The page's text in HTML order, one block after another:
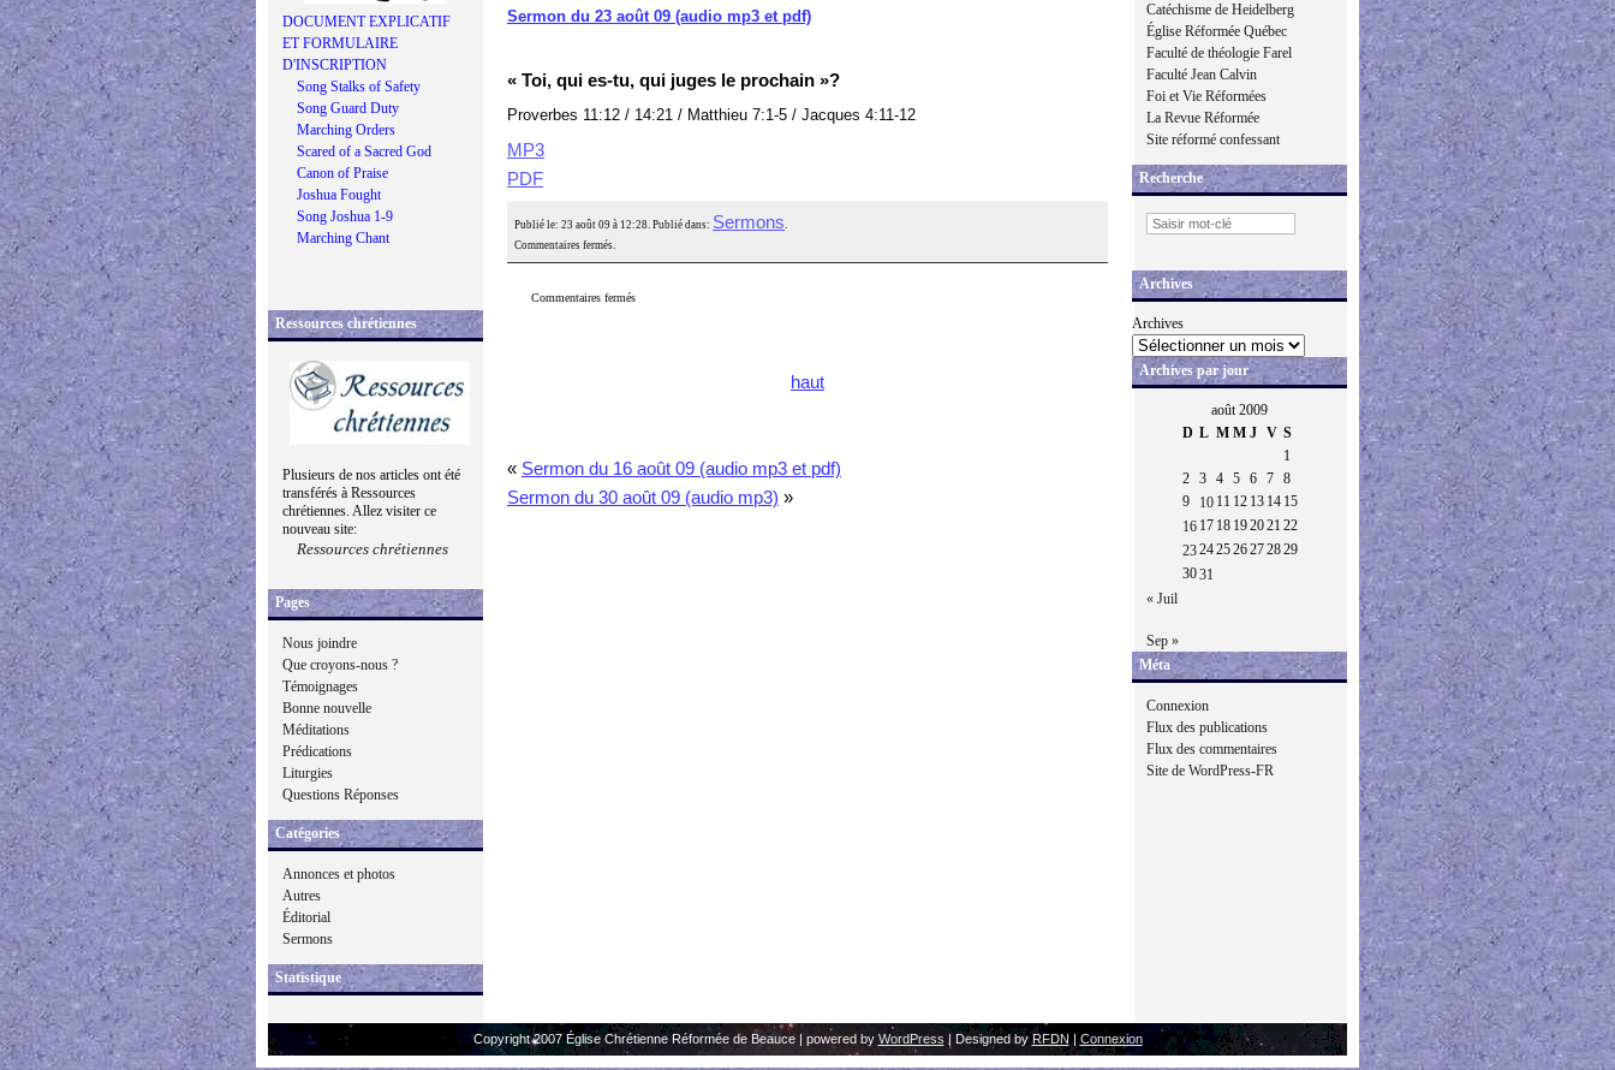
DOCUMENT EXPLICATIF
ET FORMULAIRE
D'INSCRIPTION
Song Stalks of Safety
Song Guard Duty
Marching Orders
Scared of a Sacred God
Canon of Praise
Joshua Fought
Song Joshua 1-9
Marching Chant
Ressources chrétiennes
Plusieurs de nos articles ont été
transférés à Ressources
chrétiennes. Allez visiter ce
nouveau site:
Ressources chrétiennes
Pages
Nous joindre
Que croyons-nous ?
Témoignages
Bonne nouvelle
Méditations
Prédications
Liturgies
Questions Réponses
Catégories
Annonces et photos
Autres
Éditorial
Sermons
Statistique
Sermon du 23 août 09 (audio mp3 et pdf)
« Toi, qui es-tu, qui juges le prochain »?
Proverbes 11:12 / 14:21 / Matthieu 7:1-5 / Jacques 4:11-12
MP3
PDF
Publié le: 23 août 09 à 12:28. Publié dans: Sermons.
Commentaires fermés.
Commentaires fermés
haut
« Sermon du 16 août 09 (audio mp3 et pdf)
Sermon du 30 août 09 (audio mp3) »
Catéchisme de Heidelberg
Église Réformée Québec
Faculté de théologie Farel
Faculté Jean Calvin
Foi et Vie Réformées
La Revue Réformée
Site réformé confessant
Recherche
Archives
Archives
Archives par jour
août 2009
D L M M J V S
1
2
3 4 5 6 7
8
9
10 11 12 13 14 15
16 17 18 192021 22
23242526272829
3031
« Juil
Sep »
Méta
Connexion
Flux des publications
Flux des commentaires
Site de WordPress-FR
Copyright 2007 Église Chrétienne Réformée de Beauce | powered by WordPress | Designed byRFDN | Connexion